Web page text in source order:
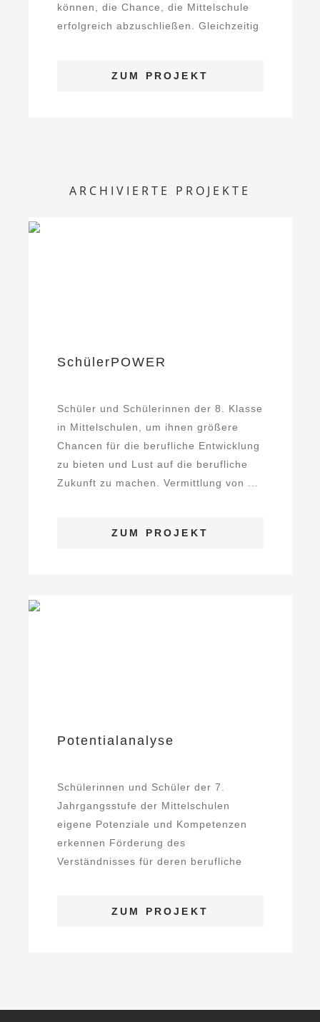
können, die Chance, die Mittelschule
erfolgreich abzuschließen. Gleichzeitig
ZUM PROJEKT
ARCHIVIERTE PROJEKTE
SchülerPOWER
Schüler und Schülerinnen der 8. Klasse
in Mittelschulen, um ihnen größere
Chancen für die berufliche Entwicklung
zu bieten und Lust auf die berufliche
Zukunft zu machen. Vermittlung von ...
ZUM PROJEKT
Potentialanalyse
Schülerinnen und Schüler der 7.
Jahrgangsstufe der Mittelschulen
eigene Potenziale und Kompetenzen
erkennen Förderung des
Verständnisses für deren berufliche
ZUM PROJEKT